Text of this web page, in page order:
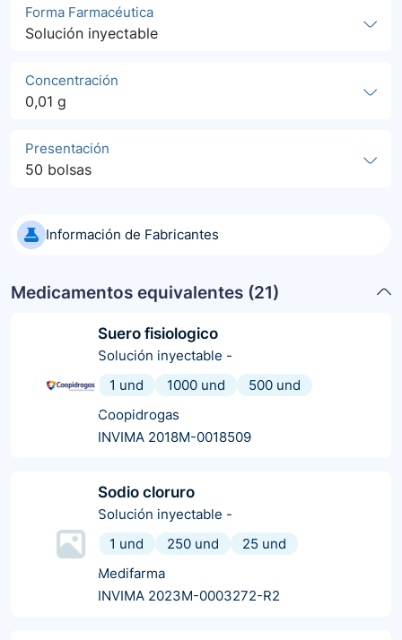
Forma Farmacéutica
Solución inyectable
Concentración
0,01 g
Presentación
50 bolsas
Información de Fabricantes
Medicamentos equivalentes (21)
Suero fisiologico
Solución inyectable -
1 und
1000 und
500 und
Coopidrogas
INVIMA 2018M-0018509
Sodio cloruro
Solución inyectable -
1 und
250 und
25 und
Medifarma
INVIMA 2023M-0003272-R2